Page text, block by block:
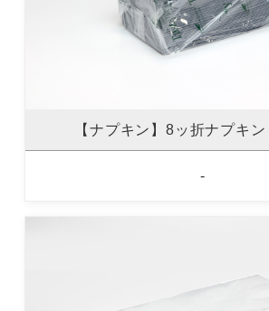
【ナプキン】8ッ折ナプキ
-